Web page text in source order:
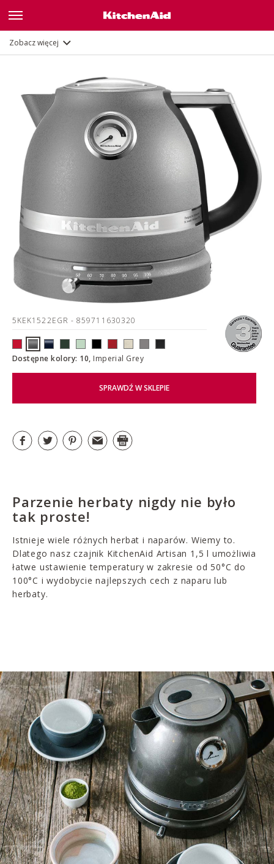
Zobacz więcejGaleria
5KEK1522EGR - 859711630320
Dostępne kolory: 10, Imperial Grey
SPRAWDŹ W SKLEPIE
Parzenie herbaty nigdy nie było
tak proste!
Istnieje wiele różnych herbat i naparów. Wiemy to.
Dlatego nasz czajnik KitchenAid Artisan 1,5 l umożliwia
łatwe ustawienie temperatury w zakresie od 50°C do
100°C i wydobycie najlepszych cech z naparu lub
herbaty.